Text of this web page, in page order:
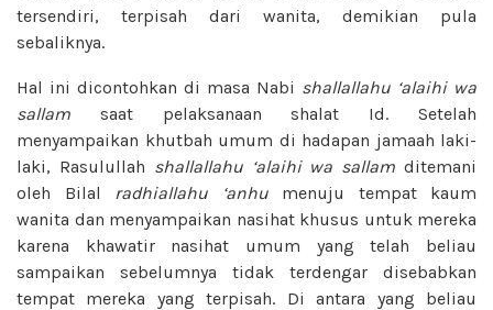
tersendiri, terpisah dari wanita, demikian pula
sebaliknya.
Hal ini dicontohkan di masa Nabi shallallahu ‘alaihi wa
sallam saat pelaksanaan shalat Id. Setelah
menyampaikan khutbah umum di hadapan jamaah laki-
laki, Rasulullah shallallahu ‘alaihi wa sallam ditemani
oleh Bilal
radhiallahu ‘anhumenuju tempat kaum
wanita dan menyampaikan nasihat khusus untuk mereka
karena khawatir nasihat umum yang telah beliau
sampaikan sebelumnya tidak terdengar disebabkan
tempat mereka yang terpisah. Di antara yang beliau